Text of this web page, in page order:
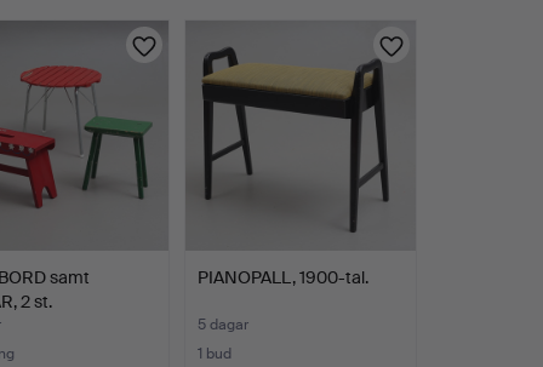
samt
2 st.
PIANOPALL, 1900-tal.
5 dagar
1 bud